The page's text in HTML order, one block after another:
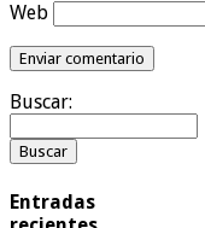
Web
Buscar:
Entradas